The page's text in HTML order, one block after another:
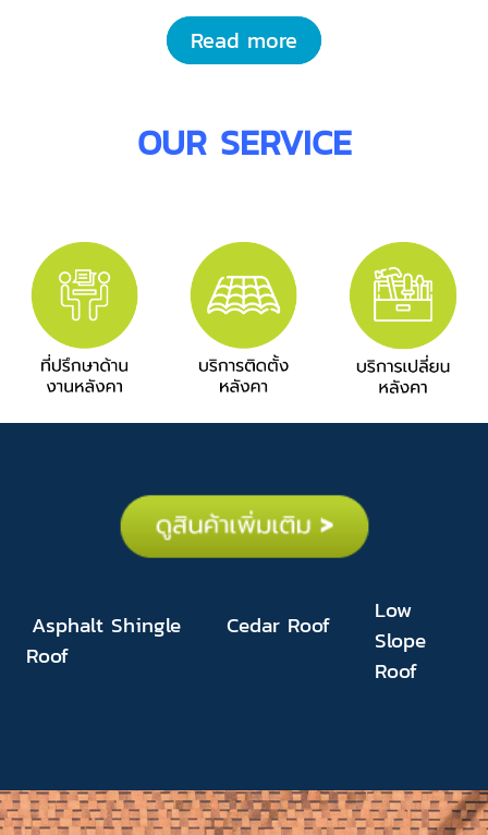
Read more
OUR SERVICE
Asphalt Shingle
Roof
Cedar Roof
Low
Slope
Roof